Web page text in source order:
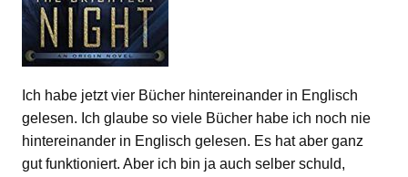
Ich habe jetzt vier Bücher hintereinander in Englisch
gelesen. Ich glaube so viele Bücher habe ich noch nie
hintereinander in Englisch gelesen. Es hat aber ganz
gut funktioniert. Aber ich bin ja auch selber schuld,